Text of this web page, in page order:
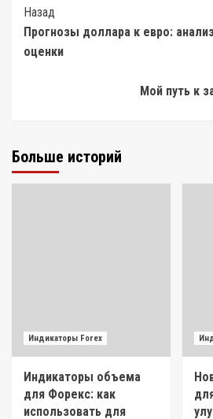
Post
Navigation
Назад
Прогнозы доллара к евро:
оценки
Мой путь к
Больше историй
Индикаторы Forex
Индикаторы объема
для Форекс: как
использовать для